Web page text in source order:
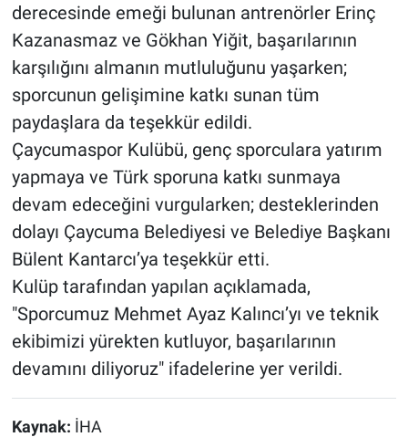
derecesinde emeği bulunan antrenörler Erinç
Kazanasmaz ve Gökhan Yiğit, başarılarının
karşılığını almanın mutluluğunu yaşarken;
sporcunun gelişimine katkı sunan tüm
paydaşlara da teşekkür edildi.
Çaycumaspor Kulübü, genç sporculara yatırım
yapmaya ve Türk sporuna katkı sunmaya
devam edeceğini vurgularken; desteklerinden
dolayı Çaycuma Belediyesi ve Belediye Başkanı
Bülent Kantarcı’ya teşekkür etti.
Kulüp tarafından yapılan açıklamada,
"Sporcumuz Mehmet Ayaz Kalıncı’yı ve teknik
ekibimizi yürekten kutluyor, başarılarının
devamını diliyoruz" ifadelerine yer verildi.
Kaynak: İHA